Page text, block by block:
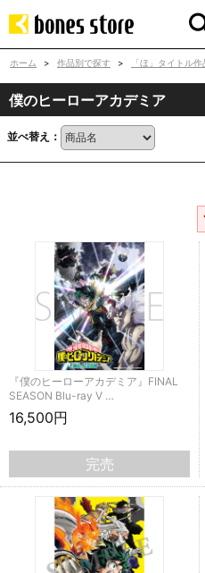
ホーム > 作品別で探す > 「ほ」タイトル作
僕のヒーローアカデミア
並べ替え：
『僕のヒーローアカデミア』FINAL
SEASON Blu-ray V …
16,500円
完売